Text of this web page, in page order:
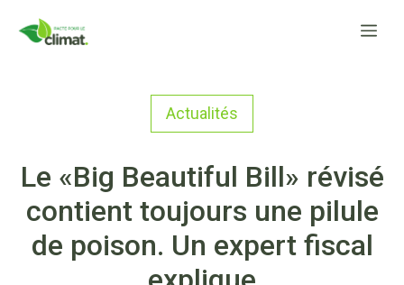
Actualités
Le «Big Beautiful Bill» révisé
contient toujours une pilule
de poison. Un expert fiscal